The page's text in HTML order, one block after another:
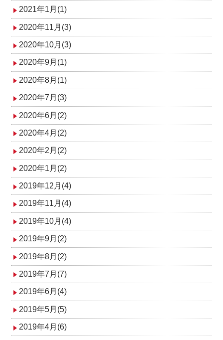
2021年1月(1)
2020年11月(3)
2020年10月(3)
2020年9月(1)
2020年8月(1)
2020年7月(3)
2020年6月(2)
2020年4月(2)
2020年2月(2)
2020年1月(2)
2019年12月(4)
2019年11月(4)
2019年10月(4)
2019年9月(2)
2019年8月(2)
2019年7月(7)
2019年6月(4)
2019年5月(5)
2019年4月(6)